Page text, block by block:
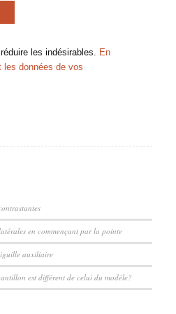
les indésirables. En
les données de vos
en commençant par la pointe
auxiliaire
est différent de celui du modèle?